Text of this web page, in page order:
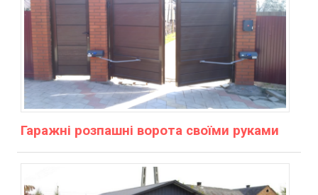
Гаражні розпашні ворота своїми руками